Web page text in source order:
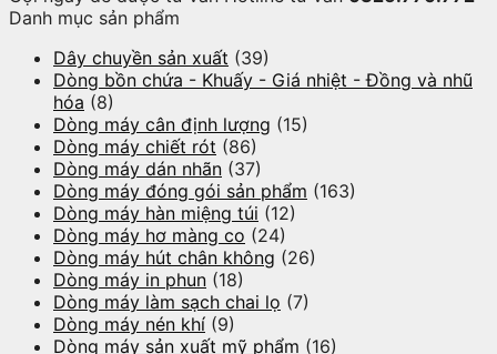
Danh mục sản phẩm
Dây chuyền sản xuất (39)
Dòng bồn chứa - Khuấy - Giá nhiệt - Đồng và nhũ
hóa (8)
Dòng máy cân định lượng (15)
Dòng máy chiết rót (86)
Dòng máy dán nhãn (37)
Dòng máy đóng gói sản phẩm (163)
Dòng máy hàn miệng túi (12)
Dòng máy hơ màng co (24)
Dòng máy hút chân không (26)
Dòng máy in phun (18)
Dòng máy làm sạch chai lọ (7)
Dòng máy nén khí (9)
Dòng máy sản xuất mỹ phẩm (16)